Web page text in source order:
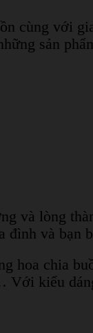
cùng với
sản
và lòng
và bạn
hoa chia
Với kiểu